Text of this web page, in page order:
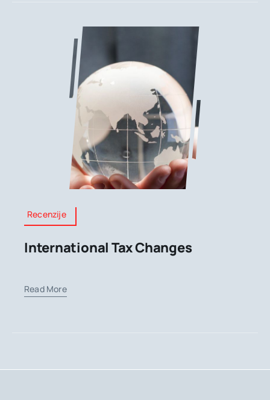
Recenzije
International Tax Changes
Read More